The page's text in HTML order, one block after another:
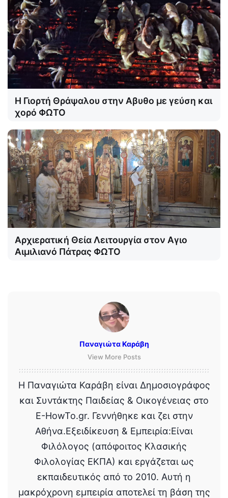
Η Γιορτή Θράψαλου στην Αβυθο με γεύση και
χορό ΦΩΤΟ
Αρχιερατική Θεία Λειτουργία στον Αγιο
Αιμιλιανό Πάτρας ΦΩΤΟ
Παναγιώτα Καράβη
View More Posts
Η Παναγιώτα Καράβη είναι Δημοσιογράφος
και Συντάκτης Παιδείας & Οικογένειας στο
E-HowTo.gr. Γεννήθηκε και ζει στην
Αθήνα.Εξειδίκευση & Εμπειρία:Είναι
Φιλόλογος (απόφοιτος Κλασικής
Φιλολογίας ΕΚΠΑ) και εργάζεται ως
εκπαιδευτικός από το 2010. Αυτή η
μακρόχρονη εμπειρία αποτελεί τη βάση της